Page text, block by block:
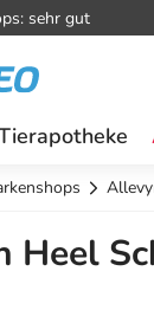
sehr gut
Heel